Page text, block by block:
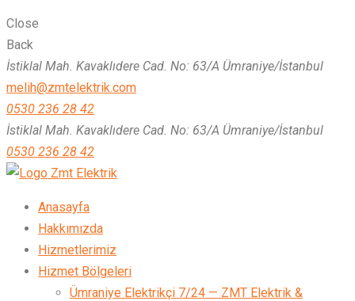
Close
Back
İstiklal Mah. Kavaklıdere Cad. No: 63/A Ümraniye/İstanbul
melih@zmtelektrik.com
0530 236 28 42
İstiklal Mah. Kavaklıdere Cad. No: 63/A Ümraniye/İstanbul
0530 236 28 42
Zmt Elektrik
Anasayfa
Hakkımızda
Hizmetlerimiz
Hizmet Bölgeleri
Ümraniye Elektrikçi 7/24 — ZMT Elektrik &